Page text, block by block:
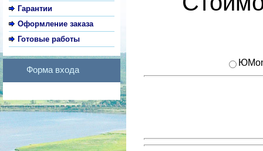
Гарантии
Оформление заказа
Готовые работы
Форма входа